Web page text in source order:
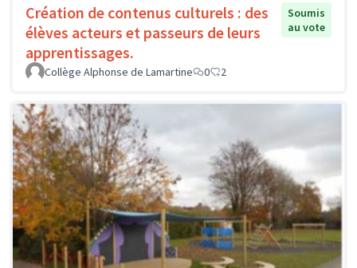
Création de contenus culturels : des
élèves acteurs et passeurs de leurs
apprentissages.
Soumis
au vote
Collège Alphonse de Lamartine 0 2